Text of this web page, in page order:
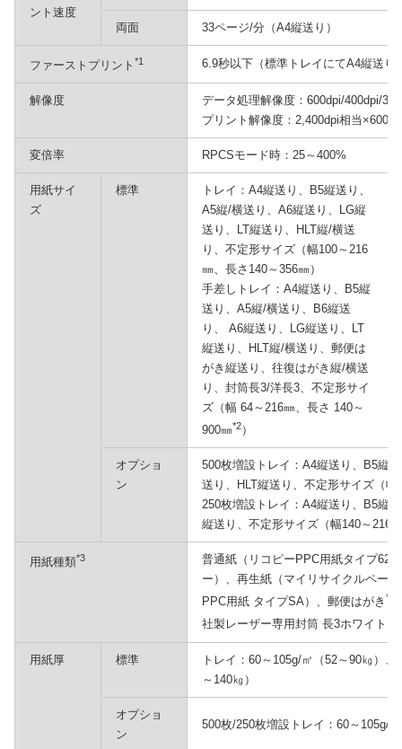
ント速度
両面 33ページ/分（A4縦送り）
ファーストプリント *1 6.9秒以下（標準トレイにてA4縦送り
解像度
データ処理解像度：600dpi/400dpi/
プリント解像度：2,400dpi相当
変倍率 RPCSモード時：25～400%
用紙サイ
ズ
標準
トレイ：A4縦送り、B5縦送り、
A5縦/横送り、A6縦送り、LG縦
送り、LT縦送り、HLT縦/横送
り、不定形サイズ（幅100～216
㎜、長さ140～356㎜）
手差しトレイ：A4縦送り、B5縦
送り、A5縦/横送り、B6縦送
り、 A6縦送り、LG縦送り、LT
縦送り、HLT縦/横送り、郵便は
がき縦送り、往復はがき縦/横送
り、封筒長3/洋長3、不定形サイ
ズ（幅 64～216㎜、長さ 140～
900㎜*2）
オプショ
ン
500枚増設トレイ：A4縦送り、B5縦
送り、HLT縦送り、不定形サイズ（
250枚増設トレイ：A4縦送り、B5縦
縦送り、不定形サイズ（幅140～216
用紙種類*3
普通紙（リコピーPPC用紙タイプ
ー）、再生紙（マイリサイクルペー
PPC用紙 タイプSA）、郵便はがき
社製レーザー専用封筒 長3ホワイト
用紙厚 標準
トレイ：60～105g/㎡（52～90㎏）
～140㎏）
オプショ
ン
500枚/250枚増設トレイ：60～105g/